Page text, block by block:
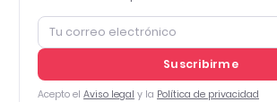
Suscribirme
Acepto el Aviso legal y la Política de privacidad